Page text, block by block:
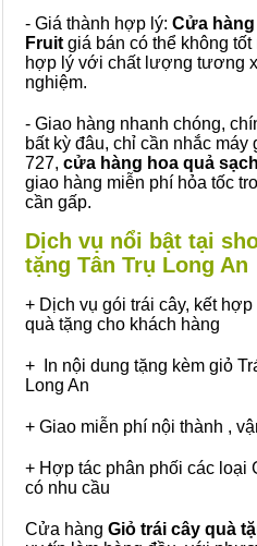
- Giá thành hợp lý: Cửa
Fruit giá bán có thể không
hợp lý với chất lượng tương
nghiệm.
- Giao hàng nhanh chóng,
bất kỳ đâu, chỉ cần nhắc
727, cửa hàng hoa quả
giao hàng miễn phí hỏa tốc
cần gấp.
Dịch vụ nổi bật tại
tặng Tân Trụ Long An
+ Dịch vụ gói trái cây, kết
quà tặng cho khách hàng
+ In nội dung tặng kèm giỏ
Long An
+ Giao miễn phí nội thành ,
+ Hợp tác phân phối các loại
có nhu cầu
Cửa hàng Giỏ trái cây quà